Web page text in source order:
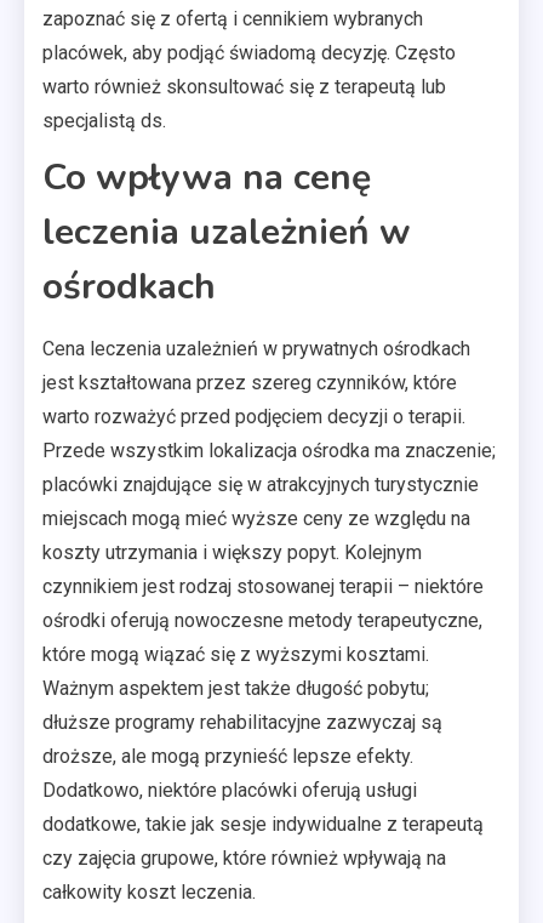
zapoznać się z ofertą i cennikiem wybranych
placówek, aby podjąć świadomą decyzję. Często
warto również skonsultować się z terapeutą lub
specjalistą ds.
Co wpływa na cenę
leczenia uzależnień w
ośrodkach
Cena leczenia uzależnień w prywatnych ośrodkach
jest kształtowana przez szereg czynników, które
warto rozważyć przed podjęciem decyzji o terapii.
Przede wszystkim lokalizacja ośrodka ma znaczenie;
placówki znajdujące się w atrakcyjnych turystycznie
miejscach mogą mieć wyższe ceny ze względu na
koszty utrzymania i większy popyt. Kolejnym
czynnikiem jest rodzaj stosowanej terapii – niektóre
ośrodki oferują nowoczesne metody terapeutyczne,
które mogą wiązać się z wyższymi kosztami.
Ważnym aspektem jest także długość pobytu;
dłuższe programy rehabilitacyjne zazwyczaj są
droższe, ale mogą przynieść lepsze efekty.
Dodatkowo, niektóre placówki oferują usługi
dodatkowe, takie jak sesje indywidualne z terapeutą
czy zajęcia grupowe, które również wpływają na
całkowity koszt leczenia.